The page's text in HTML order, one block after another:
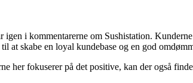
igen i kommentarerne om Sushistation.
at skabe en loyal kundebase og en god
her fokuserer på det positive, kan der også